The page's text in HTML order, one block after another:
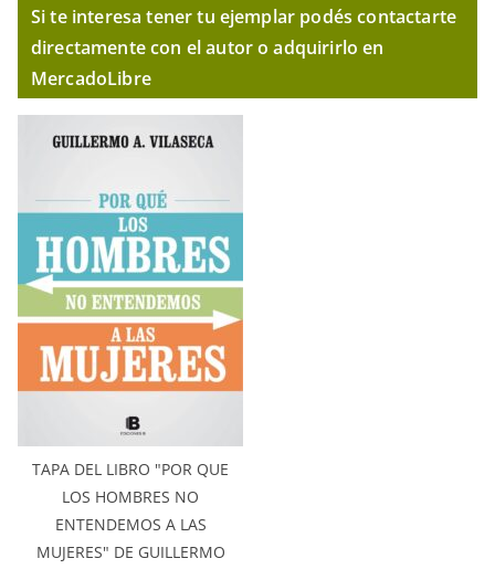
Si te interesa tener tu ejemplar podés contactarte
directamente con el autor o adquirirlo en
MercadoLibre
TAPA DEL LIBRO "POR QUE
LOS HOMBRES NO
ENTENDEMOS A LAS
MUJERES" DE GUILLERMO